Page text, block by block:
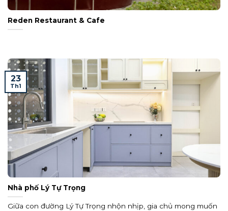
Reden Restaurant & Cafe
Nhà phố Lý Tự Trọng
Giữa con đường Lý Tự Trọng nhộn nhịp, gia chủ mong muốn
23
Th1